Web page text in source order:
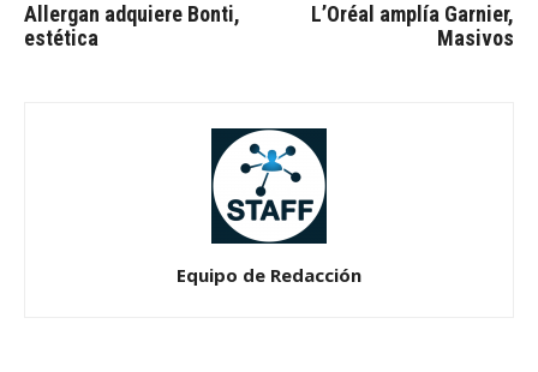
Allergan adquiere Bonti,
estética
L’Oréal amplía Garnier,
Masivos
Equipo de Redacción